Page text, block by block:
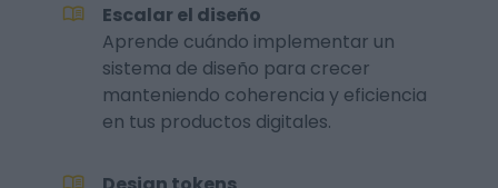
Escalar el diseño
Aprende cuándo implementar un
sistema de diseño para crecer
manteniendo coherencia y eficiencia
en tus productos digitales.